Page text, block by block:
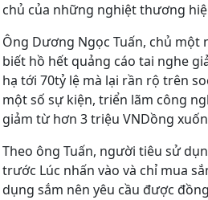
chủ của những nghiệt thương
Ông Dương Ngọc Tuấn, chủ một
biết hồ hết quảng cáo tai nghe
hạ tới 70tỷ lệ mà lại rần rộ trên
một số sự kiện, triển lãm công
giảm từ hơn 3 triệu VNDồng
Theo ông Tuấn, người tiêu sử
trước Lúc nhấn vào và chỉ mua
dụng sắm nên yêu cầu được